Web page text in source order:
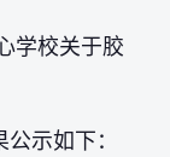
学校关于胶
示如下：